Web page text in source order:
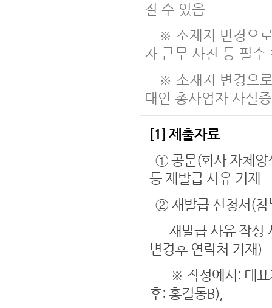
질 수 있음
※ 소재지 변경으로
자 근무 사진 등 필수
※ 소재지 변경으로
대인 총사업자 사실
[1] 제출자료
① 공문(회사 자체양
등 재발급 사유 기재
② 재발급 신청서(첨
- 재발급 사유 작성
변경후 연락처 기재)
※ 작성예시: 대표
후: 홍길동B),